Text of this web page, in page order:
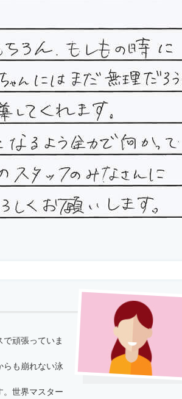
頑張っていま
らも崩れない泳
。世界マスター